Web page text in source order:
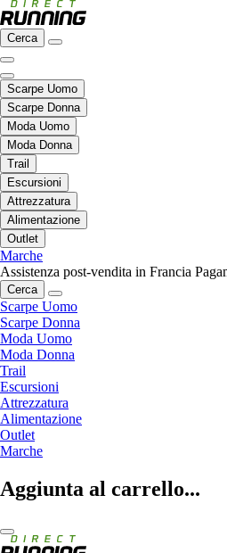
Cerca
Scarpe Uomo
Scarpe Donna
Moda Uomo
Moda Donna
Trail
Escursioni
Attrezzatura
Alimentazione
Outlet
Marche
Assistenza post-vendita in Francia
Cerca
Scarpe Uomo
Scarpe Donna
Moda Uomo
Moda Donna
Trail
Escursioni
Attrezzatura
Alimentazione
Outlet
Marche
Aggiunta al carrello...